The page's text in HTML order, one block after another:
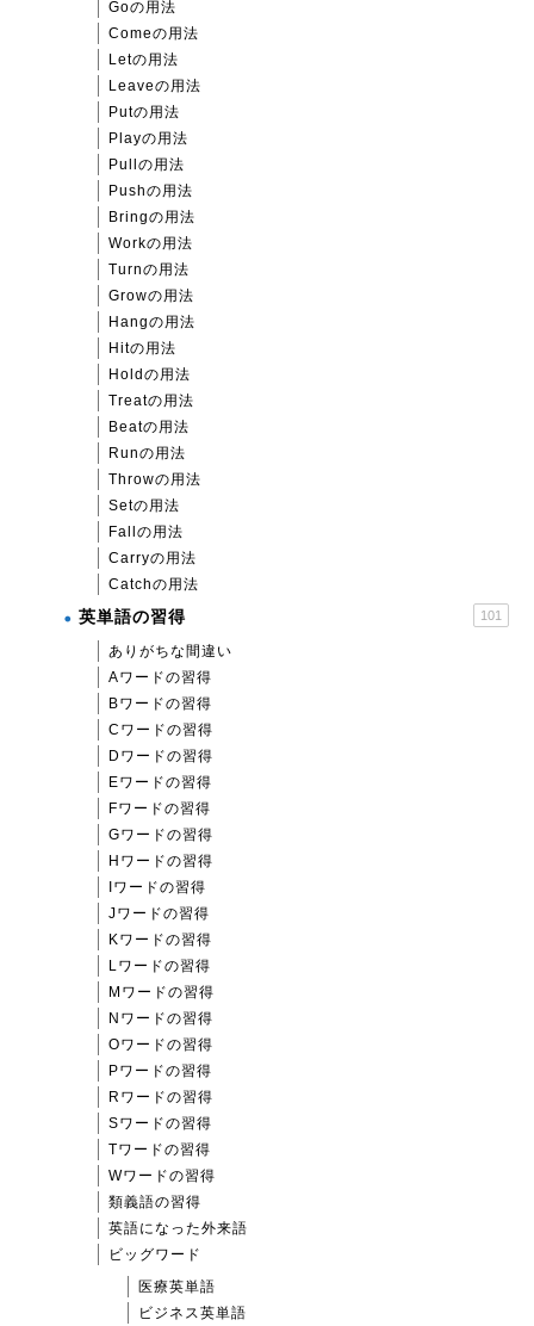
Goの用法
Comeの用法
Letの用法
Leaveの用法
Putの用法
Playの用法
Pullの用法
Pushの用法
Bringの用法
Workの用法
Turnの用法
Growの用法
Hangの用法
Hitの用法
Holdの用法
Treatの用法
Beatの用法
Runの用法
Throwの用法
Setの用法
Fallの用法
Carryの用法
Catchの用法
英単語の習得 101
ありがちな間違い
Aワードの習得
Bワードの習得
Cワードの習得
Dワードの習得
Eワードの習得
Fワードの習得
Gワードの習得
Hワードの習得
Iワードの習得
Jワードの習得
Kワードの習得
Lワードの習得
Mワードの習得
Nワードの習得
Oワードの習得
Pワードの習得
Rワードの習得
Sワードの習得
Tワードの習得
Wワードの習得
類義語の習得
英語になった外来語
ビッグワード
医療英単語
ビジネス英単語